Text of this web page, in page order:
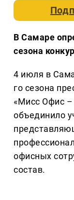
В Самаре
сезона
4 июля в
го сезона
«Мисс Офис
объединило
офисных
состав.